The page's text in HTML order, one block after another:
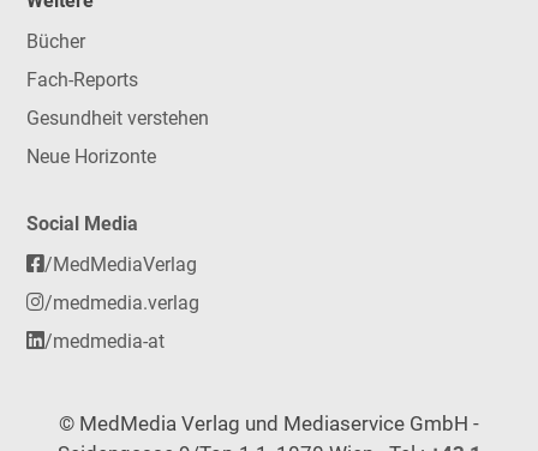
Bücher
Fach-Reports
Gesundheit verstehen
Neue Horizonte
Social Media
/MedMediaVerlag
/medmedia.verlag
/medmedia-at
© MedMedia Verlag und Mediaservice GmbH -